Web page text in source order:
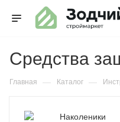
Средства
Главная — Каталог —
Наколеники